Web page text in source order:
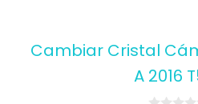
Cambiar Cristal
A 2016